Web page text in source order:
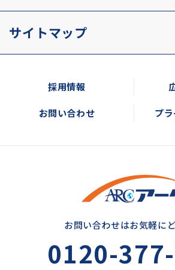
サイトマップ
採用情報
お問い合わせ プ
お問い合わせはお気軽に
0120-